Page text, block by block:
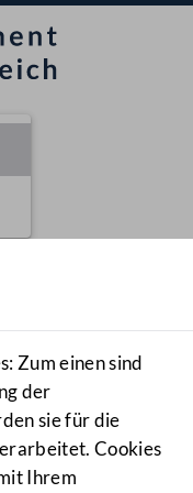
Zum einen sind
der
sie für die
Cookies
Ihrem